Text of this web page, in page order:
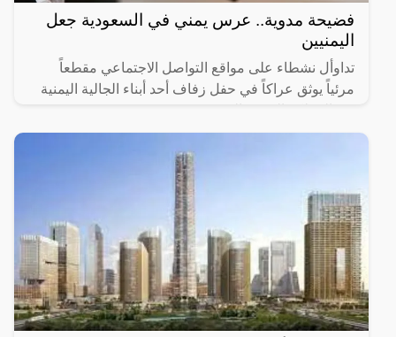
فضيحة مدوية.. عرس يمني في السعودية جعل
اليمنيين
تداوأل نشطاء على مواقع التواصل الاجتماعي مقطعاً
مرئياً يوثق عراكاً في حفل زفاف أحد أبناء الجالية اليمنية